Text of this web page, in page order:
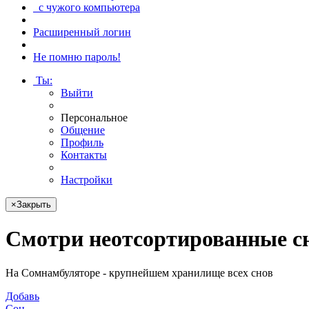
с чужого компьютера
Расширенный логин
Не помню пароль!
Ты:
Выйти
Персональное
Общение
Профиль
Контакты
Настройки
×Закрыть
Смотри неотсортированные
На Сомнамбуляторе - крупнейшем хранилище всех снов
Добавь